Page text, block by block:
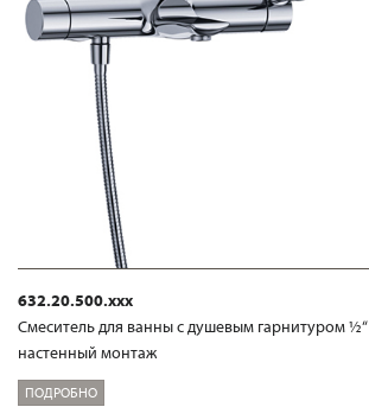
632.20.500.xxx
Смеситель для ванны с душевым гарнитуром ½“
настенный монтаж
ПОДРОБНО